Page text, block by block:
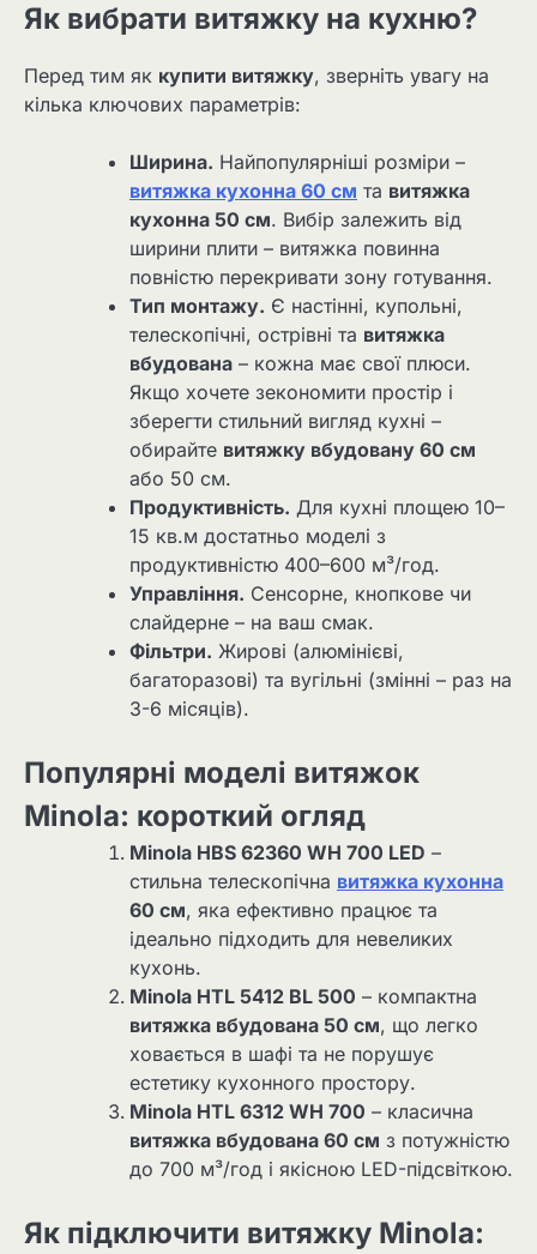
Як вибрати витяжку на кухню?
Перед тим як купити витяжку, зверніть увагу на
кілька ключових параметрів:
Ширина. Найпопулярніші розміри –
витяжка кухонна 60 см та витяжка
кухонна 50 см. Вибір залежить від
ширини плити – витяжка повинна
повністю перекривати зону готування.
Тип монтажу. Є настінні, купольні,
телескопічні, острівні та витяжка
вбудована – кожна має свої плюси.
Якщо хочете зекономити простір і
зберегти стильний вигляд кухні –
обирайте витяжку вбудовану 60 см
або 50 см.
Продуктивність. Для кухні площею 10–
15 кв.м достатньо моделі з
продуктивністю 400–600 м³/год.
Управління. Сенсорне, кнопкове чи
слайдерне – на ваш смак.
Фільтри. Жирові (алюмінієві,
багаторазові) та вугільні (змінні – раз на
3-6 місяців).
Популярні моделі витяжок
Minola: короткий огляд
Minola HBS 62360 WH 700 LED –
стильна телескопічна витяжка кухонна
60 см, яка ефективно працює та
ідеально підходить для невеликих
кухонь.
Minola HTL 5412 BL 500 – компактна
витяжка вбудована 50 см, що легко
ховається в шафі та не порушує
естетику кухонного простору.
Minola HTL 6312 WH 700 – класична
витяжка вбудована 60 см з потужністю
до 700 м³/год і якісною LED-підсвіткою.
Як підключити витяжку Minola: